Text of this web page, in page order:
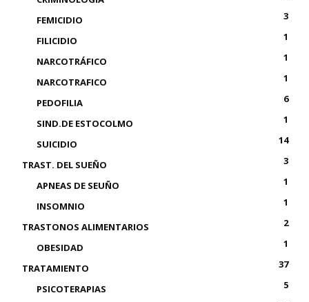
FEMICIDIO
3
FILICIDIO
1
NARCOTRÁFICO
1
NARCOTRAFICO
1
PEDOFILIA
6
SIND.DE ESTOCOLMO
1
SUICIDIO
14
TRAST. DEL SUEÑO
3
APNEAS DE SEUÑO
1
INSOMNIO
1
TRASTONOS ALIMENTARIOS
2
OBESIDAD
1
TRATAMIENTO
37
PSICOTERAPIAS
5